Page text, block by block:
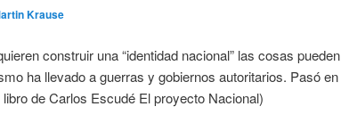
Krause
construir una “identidad nacional” las cosas pueden
ha llevado a guerras y gobiernos autoritarios. Pasó en
de Carlos Escudé El proyecto Nacional)